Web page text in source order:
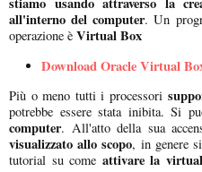
all'interno del computer. Un
operazione è Virtual Box
Download Oracle Virtual
Più o meno tutti i processori
potrebbe essere stata inibita. Si
computer. All'atto della sua
visualizzato allo scopo, in genere
tutorial su come attivare la